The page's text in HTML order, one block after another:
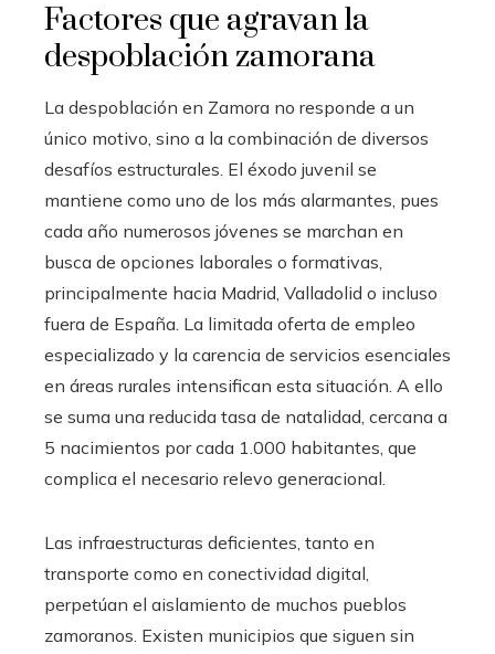
Factores que agravan la
despoblación zamorana
La despoblación en Zamora no responde a un
único motivo, sino a la combinación de diversos
desafíos estructurales. El éxodo juvenil se
mantiene como uno de los más alarmantes, pues
cada año numerosos jóvenes se marchan en
busca de opciones laborales o formativas,
principalmente hacia Madrid, Valladolid o incluso
fuera de España. La limitada oferta de empleo
especializado y la carencia de servicios esenciales
en áreas rurales intensifican esta situación. A ello
se suma una reducida tasa de natalidad, cercana a
5 nacimientos por cada 1.000 habitantes, que
complica el necesario relevo generacional.
Las infraestructuras deficientes, tanto en
transporte como en conectividad digital,
perpetúan el aislamiento de muchos pueblos
zamoranos. Existen municipios que siguen sin